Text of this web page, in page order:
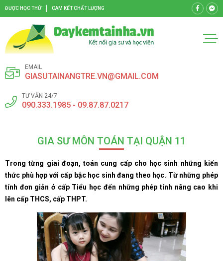
ĐƯỢC HỌC THỬ CAM KẾT CHẤT LƯỢNG
EMAIL
GIASUTAINANGTRE.VN@GMAIL.COM
TƯ VẤN 24/7
090.333.1985 - 09.87.87.0217
GIA SƯ MÔN TOÁN TẠI QUẬN 11
Trong từng giai đoạn, toán cung cấp cho học sinh những kiến
thức phù hợp với cấp bậc học sinh đang theo học. Từ những phép
tính đơn giản ở cấp Tiểu học đến những phép tính nâng cao khi
lên cấp THCS, cấp THPT.